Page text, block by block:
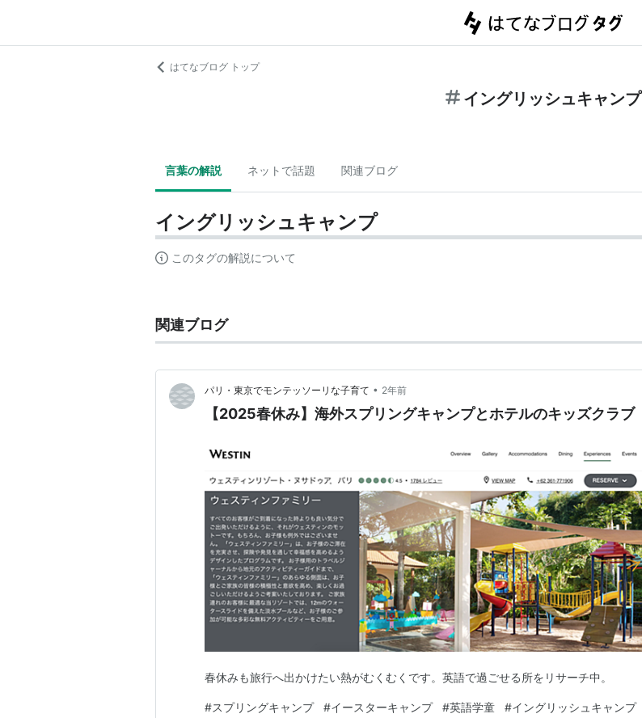
はてなブログ トップ
イングリッシュキャンプ
言葉の解説 ネットで話題 関連ブログ
イングリッシュキャンプ
このタグの解説について
関連ブログ
パリ・東京でモンテッソーリな子育て • 2年前
【2025春休み】海外スプリングキャンプとホテルのキッズクラブ
春休みも旅行へ出かけたい熱がむくむくです。英語で過ごせる所をリサーチ中。
#スプリングキャンプ #イースターキャンプ #英語学童 #イングリッシュキャンプ